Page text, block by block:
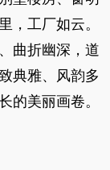
，工厂如云。
曲折幽深，道
典雅、风韵多
的美丽画卷。